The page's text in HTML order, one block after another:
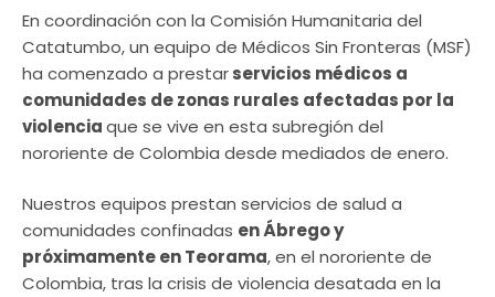
En coordinación con la Comisión Humanitaria del
Catatumbo, un equipo de Médicos Sin Fronteras (MSF)
ha comenzado a prestarservicios médicos a
comunidades de zonas rurales afectadas por la
violenciaque se vive en esta subregión del
nororiente de Colombia desde mediados de enero.
Nuestros equipos prestan servicios de salud a
comunidades confinadas en Ábrego y
próximamente en Teorama, en el nororiente de
Colombia, tras la crisis de violencia desatada en la